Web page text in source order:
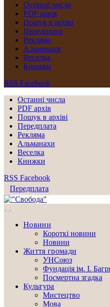
Останні числа
PDF архів
Пошук в архіві
Передплата
Рекляма
Альманахи
Веселка
Книжки
RSS Facebook
Останні числа
PDF архів
Пошук в архіві
Передплата
Рекляма
Альманахи
Веселка
Книжки
RSS Facebook
Передплата
Новини
Короткі новини
Новини
Життя громади
УНСоюз
Фундація ім. І.
Посмертна згадка
Культура
Мистецтво
Мова